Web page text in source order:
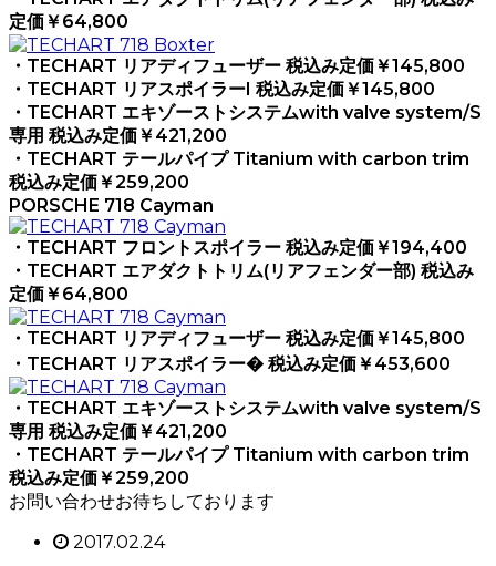
定価￥64,800
・TECHART リアディフューザー 税込み定価￥145,800
・TECHART リアスポイラーI 税込み定価￥145,800
・TECHART エキゾーストシステムwith valve system/S
専用 税込み定価￥421,200
・TECHART テールパイプ Titanium with carbon trim
税込み定価￥259,200
PORSCHE 718 Cayman
・TECHART フロントスポイラー 税込み定価￥194,400
・TECHART エアダクトトリム(リアフェンダー部) 税込み
定価￥64,800
・TECHART リアディフューザー 税込み定価￥145,800
・TECHART リアスポイラー� 税込み定価￥453,600
・TECHART エキゾーストシステムwith valve system/S
専用 税込み定価￥421,200
・TECHART テールパイプ Titanium with carbon trim
税込み定価￥259,200
お問い合わせお待ちしております
2017.02.24